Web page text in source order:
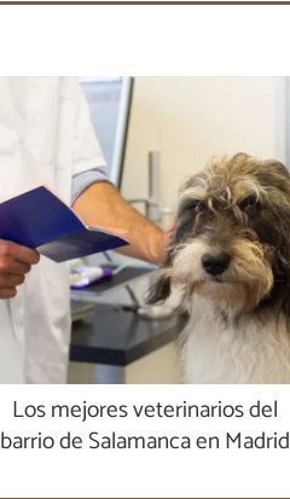
Los mejores veterinarios del
barrio de Salamanca en Madrid